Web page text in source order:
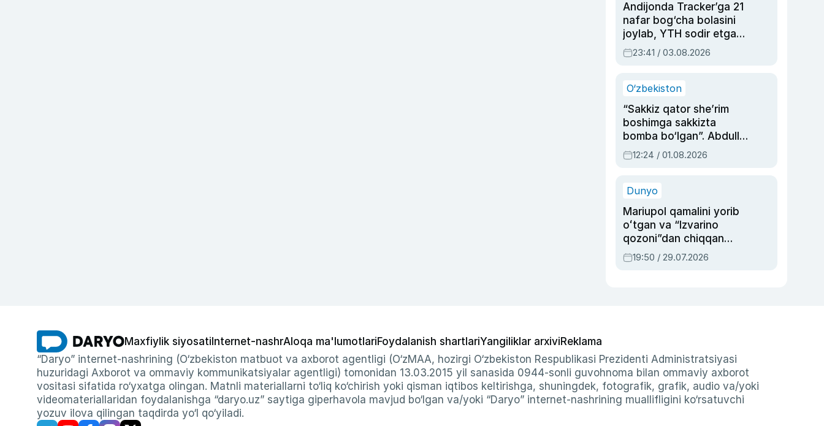
Andijonda Tracker’ga 21
nafar bog‘cha bolasini
joylab, YTH sodir etgan
ayolga sud hukmi o‘qildi
23:41 / 03.08.2026
O‘zbekiston
“Sakkiz qator she’rim
boshimga sakkizta
bomba bo‘lgan”. Abdulla
Oripovni siyosiy
ayblovlardan asrab
12:24 / 01.08.2026
Dunyo
Mariupol qamalini yorib
oʻtgan va “Izvarino
qozoni”dan chiqqan
qahramon — Ukraina
armiyasi bosh
19:50 / 29.07.2026
Maxfiylik siyosati Internet-nashrAloqa ma'lumotlariFoydalanish shartlariYangiliklar arxiviReklama
“Daryo” internet-nashrining (O‘zbekiston matbuot va axborot agentligi (O‘zMAA, hozirgi O‘zbekiston Respublikasi Prezidenti Administratsiyasi
huzuridagi Axborot va ommaviy kommunikatsiyalar agentligi) tomonidan 13.03.2015 yil sanasida 0944-sonli guvohnoma bilan ommaviy axborot
vositasi sifatida ro‘yxatga olingan. Matnli materiallarni to‘liq ko‘chirish yoki qisman iqtibos keltirishga, shuningdek, fotografik, grafik, audio va/yoki
videomateriallaridan foydalanishga “daryo.uz” saytiga giperhavola mavjud bo‘lgan va/yoki “Daryo” internet-nashrining muallifligini ko‘rsatuvchi
yozuv ilova qilingan taqdirda yo‘l qo‘yiladi.